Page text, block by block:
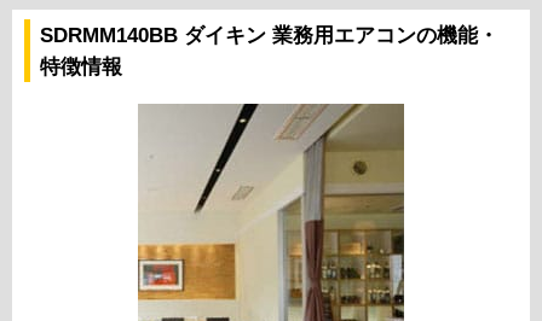
SDRMM140BB ダイキン 業務用エアコンの機能・
特徴情報